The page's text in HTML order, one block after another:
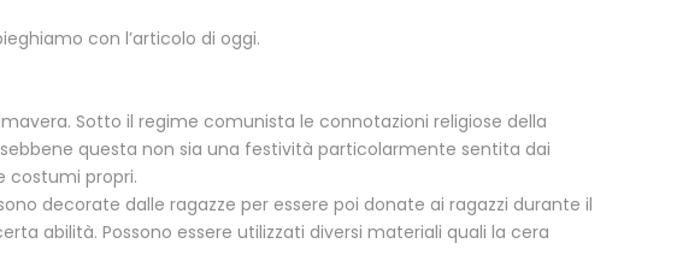
con l’articolo di oggi.
Sotto il regime comunista le connotazioni religiose della
questa non sia una festività particolarmente sentita dai
costumi propri.
decorate dalle ragazze per essere poi donate ai ragazzi durante il
abilità. Possono essere utilizzati diversi materiali quali la cera